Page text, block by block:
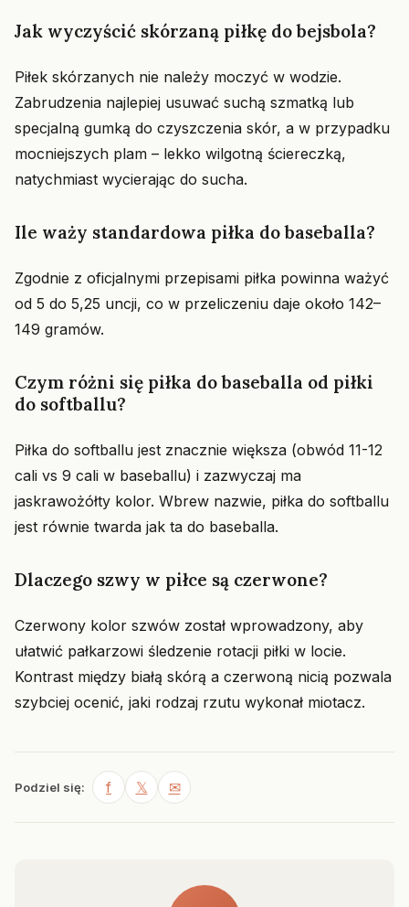
Jak wyczyścić skórzaną piłkę do bejsbola?
Piłek skórzanych nie należy moczyć w wodzie.
Zabrudzenia najlepiej usuwać suchą szmatką lub
specjalną gumką do czyszczenia skór, a w przypadku
mocniejszych plam – lekko wilgotną ściereczką,
natychmiast wycierając do sucha.
Ile waży standardowa piłka do baseballa?
Zgodnie z oficjalnymi przepisami piłka powinna ważyć
od 5 do 5,25 uncji, co w przeliczeniu daje około 142–
149 gramów.
Czym różni się piłka do baseballa od piłki
do softballu?
Piłka do softballu jest znacznie większa (obwód 11-12
cali vs 9 cali w baseballu) i zazwyczaj ma
jaskrawożółty kolor. Wbrew nazwie, piłka do softballu
jest równie twarda jak ta do baseballa.
Dlaczego szwy w piłce są czerwone?
Czerwony kolor szwów został wprowadzony, aby
ułatwić pałkarzowi śledzenie rotacji piłki w locie.
Kontrast między białą skórą a czerwoną nicią pozwala
szybciej ocenić, jaki rodzaj rzutu wykonał miotacz.
Podziel się: f 𝕏 ✉